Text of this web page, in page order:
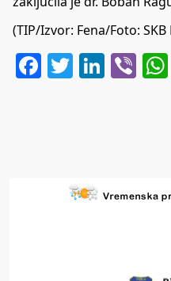
(TIP/Izvor: Fena/Foto:
Facebook
Twitter